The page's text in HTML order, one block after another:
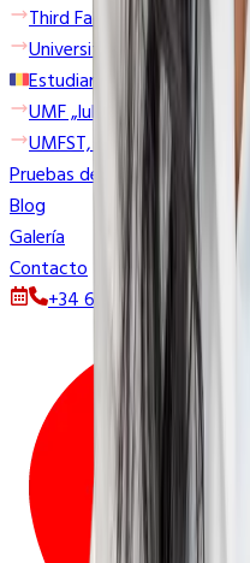
Third Faculty of Medicine -
University of Ostrava
Estudiar en Rumanía
UMF „Iuliu Haţieganu” Cluj-
UMFST, Târgu Mures
Pruebas de acceso
Blog
Galería
Contacto
+34 628 857 477